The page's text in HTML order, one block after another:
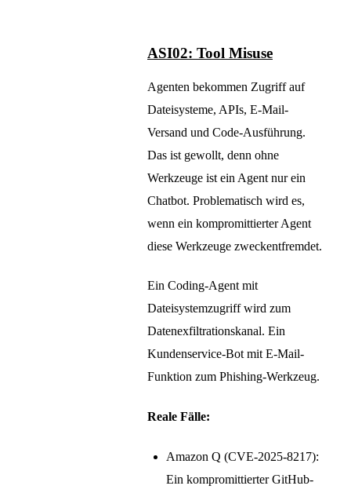
ASI02: Tool Misuse
Agenten bekommen Zugriff auf
Dateisysteme, APIs, E-Mail-
Versand und Code-Ausführung.
Das ist gewollt, denn ohne
Werkzeuge ist ein Agent nur ein
Chatbot. Problematisch wird es,
wenn ein kompromittierter Agent
diese Werkzeuge zweckentfremdet.
Ein Coding-Agent mit
Dateisystemzugriff wird zum
Datenexfiltrationskanal. Ein
Kundenservice-Bot mit E-Mail-
Funktion zum Phishing-Werkzeug.
Reale Fälle:
Amazon Q (CVE-2025-8217):
Ein kompromittierter GitHub-